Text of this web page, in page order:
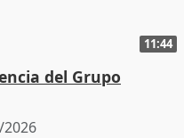
11:44
del Grupo